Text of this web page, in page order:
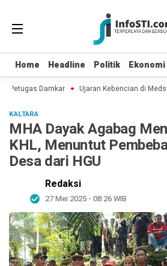
Home Headline Politik Ekonomi
Home Headline Politik Ekonomi
Petugas Damkar Ujaran Kebencian di
KALTARA
MHA Dayak Agabag
KHL, Menuntut
Desa dari HGU
Redaksi
27 Mei 2025 - 08:26 WIB